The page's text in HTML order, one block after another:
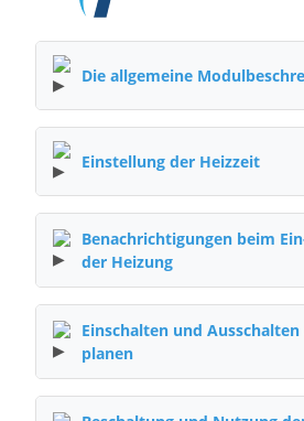
Die allgemeine
Einstellung der Heizzeit
Benachrichtigungen beim
der Heizung
Einschalten und
planen